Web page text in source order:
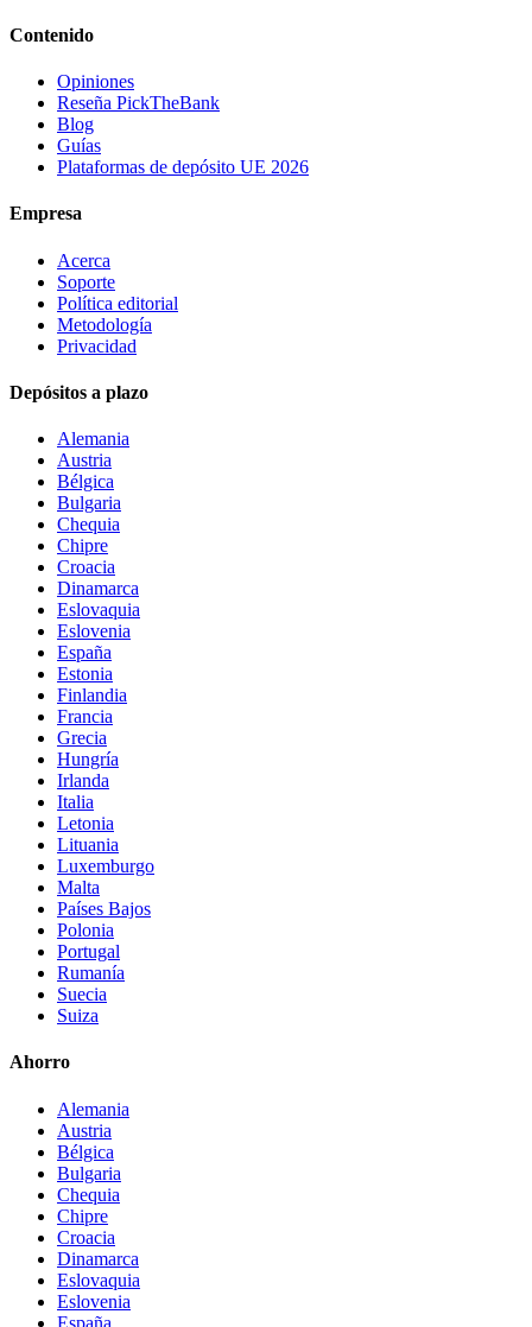
Contenido
Opiniones
Reseña PickTheBank
Blog
Guías
Plataformas de depósito UE 2026
Empresa
Acerca
Soporte
Política editorial
Metodología
Privacidad
Depósitos a plazo
Alemania
Austria
Bélgica
Bulgaria
Chequia
Chipre
Croacia
Dinamarca
Eslovaquia
Eslovenia
España
Estonia
Finlandia
Francia
Grecia
Hungría
Irlanda
Italia
Letonia
Lituania
Luxemburgo
Malta
Países Bajos
Polonia
Portugal
Rumanía
Suecia
Suiza
Ahorro
Alemania
Austria
Bélgica
Bulgaria
Chequia
Chipre
Croacia
Dinamarca
Eslovaquia
Eslovenia
España